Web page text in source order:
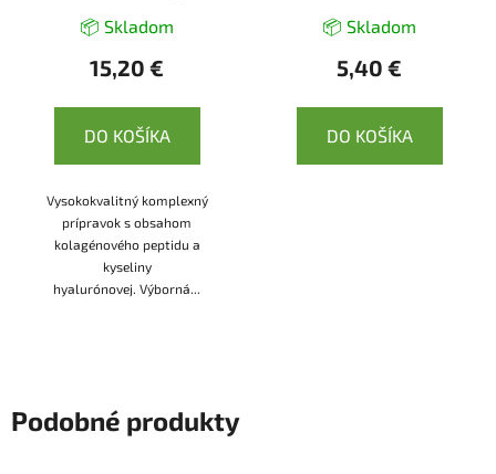
📦 Skladom
15,20 €
DO KOŠÍKA
Vysokokvalitný komplexný
prípravok s obsahom
kolagénového peptidu a
kyseliny
hyalurónovej. Výborná...
225g
📦 Skladom
5,40 €
DO KOŠÍKA
Podobné produkty